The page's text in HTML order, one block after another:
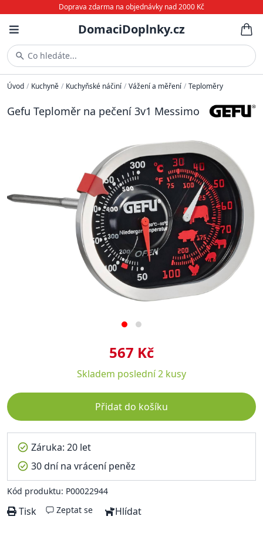
Doprava zdarma na objednávky nad 2000 Kč
DomaciDoplnky.cz
Co hledáte...
Úvod / Kuchyně / Kuchyňské náčiní / Vážení a měření / Teploměry
Gefu Teploměr na pečení 3v1 Messimo
567 Kč
Skladem poslední 2 kusy
Přidat do košíku
Záruka: 20 let
30 dní na vrácení peněz
Kód produktu: P00022944
Tisk Zeptat se Hlídat